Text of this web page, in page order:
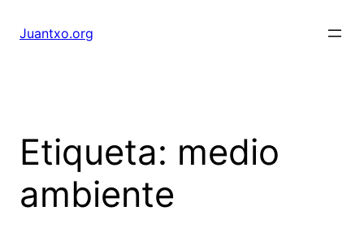
Juantxo.org
Etiqueta: medio
ambiente